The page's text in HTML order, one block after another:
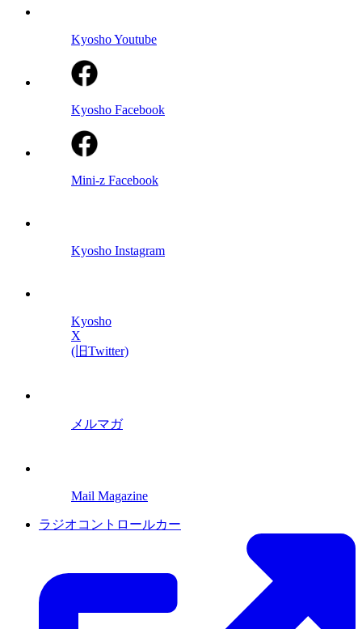
Kyosho Youtube
Kyosho Facebook
Mini-z Facebook
Kyosho Instagram
Kyosho
X
(旧Twitter)
メルマガ
Mail Magazine
ラジオコントロールカー